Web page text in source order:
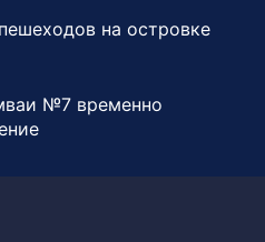
на островке
№7 временно